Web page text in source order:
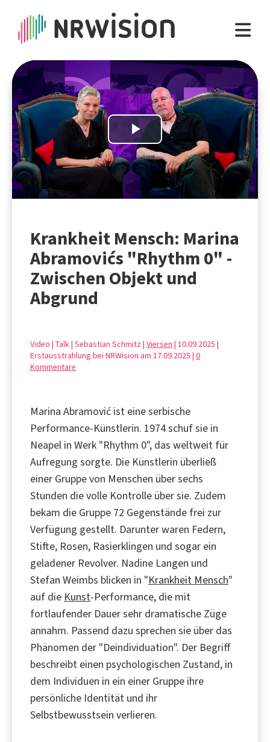
Play
Video
Krankheit Mensch: Marina
Abramovićs "Rhythm 0" -
Zwischen Objekt und
Abgrund
Video | Talk | Sebastian Schmitz | Viersen | 10.09.2025 |
Erstausstrahlung bei NRWision am 17.09.2025 | 0
Kommentare
Marina Abramović ist eine serbische
Performance-Künstlerin. 1974 schuf sie in
Neapel in Werk "Rhythm 0", das weltweit für
Aufregung sorgte. Die Künstlerin überließ
einer Gruppe von Menschen über sechs
Stunden die volle Kontrolle über sie. Zudem
bekam die Gruppe 72 Gegenstände frei zur
Verfügung gestellt. Darunter waren Federn,
Stifte, Rosen, Rasierklingen und sogar ein
geladener Revolver. Nadine Langen und
Stefan Weimbs blicken in "Krankheit Mensch"
auf die Kunst-Performance, die mit
fortlaufender Dauer sehr dramatische Züge
annahm. Passend dazu sprechen sie über das
Phänomen der "Deindividuation". Der Begriff
beschreibt einen psychologischen Zustand, in
dem Individuen in ein einer Gruppe ihre
persönliche Identität und ihr
Selbstbewusstsein verlieren.